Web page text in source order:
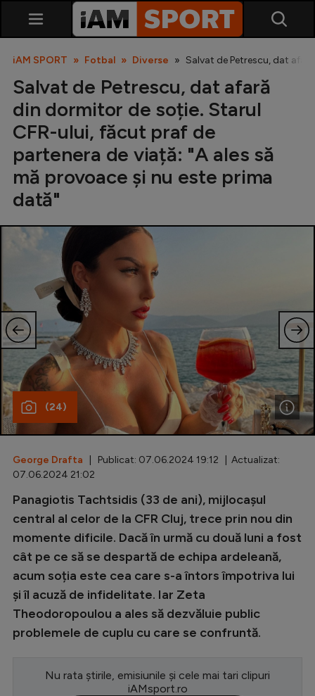
SuperLiga
Cupa României
Echipa Națională
U21
Fotbal feminin
Special
Diverse
Inedit
Clasamente
Champions League
Europa League
Conference League
CM 2026
Premier League
Bundesliga
iAM SPORT Fotbal Diverse Salvat de Petrescu, dat
Salvat de Petrescu, dat afară
din dormitor de soție. Starul
CFR-ului, făcut praf de
partenera de viață: "A ales să
mă provoace și nu este prima
dată"
(24)
George Drafta | Publicat: 07.06.2024 19:12 | Actualizat:
07.06.2024 21:02
Panagiotis Tachtsidis (33 de ani), mijlocașul
central al celor de la CFR Cluj, trece prin nou din
momente dificile. Dacă în urmă cu două luni a fost
cât pe ce să se despartă de echipa ardeleană,
acum soția este cea care s-a întors împotriva lui
și îl acuză de infidelitate. Iar Zeta
Theodoropoulou a ales să dezvăluie public
problemele de cuplu cu care se confruntă.
Nu rata știrile, emisiunile și cele mai tari clipuri
iAMsport.ro